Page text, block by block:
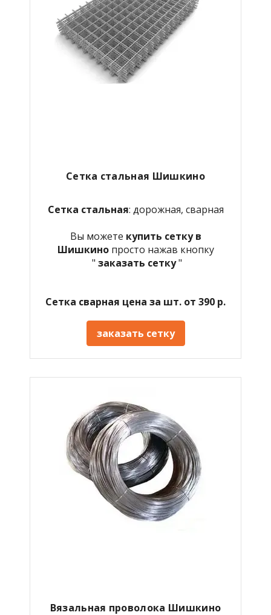
Сетка стальная Шишкино
Сетка стальная: дорожная, сварная
Вы можете купить сетку в
Шишкино просто нажав кнопку
" заказать сетку"
Сетка сварная цена за шт. от 390 р.
заказать сетку
Вязальная проволока Шишкино